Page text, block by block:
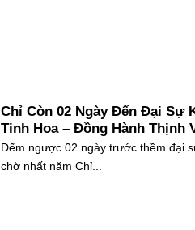
Chỉ Còn 02 Ngày Đến Đại Sự
Tinh Hoa – Đồng Hành Thịnh
Đếm ngược 02 ngày trước thềm đại
chờ nhất năm Chỉ...